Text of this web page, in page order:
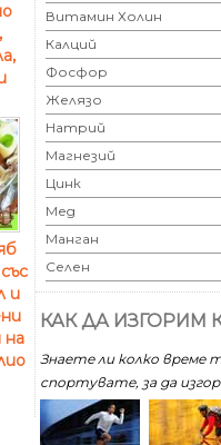
и
на
Витамин Холин
Калций
Фосфор
Желязо
Натрий
Магнезий
Цинк
Мед
Манган
Селен
КАК ДА ИЗГОРИМ
Знаете ли колко време
спортувате, за да